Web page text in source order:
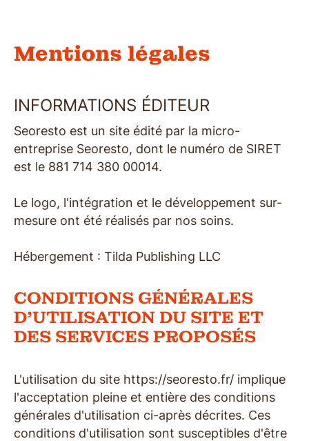
Mentions légales
INFORMATIONS ÉDITEUR
Seoresto est un site édité par la micro-
entreprise Seoresto, dont le numéro de SIRET
est le 881 714 380 00014.
Le logo, l'intégration et le développement sur-
mesure ont été réalisés par nos soins.
Hébergement : Tilda Publishing LLC
CONDITIONS GÉNÉRALES
D'UTILISATION DU SITE ET
DES SERVICES PROPOSÉS
L'utilisation du site https://seoresto.fr/ implique
l'acceptation pleine et entière des conditions
générales d'utilisation ci-après décrites. Ces
conditions d'utilisation sont susceptibles d'être